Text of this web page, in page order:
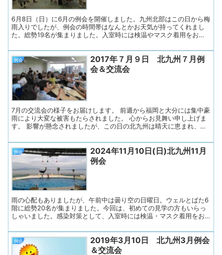
6月8日（日）に6月の例会を開催しました。九州北部はこの日から梅
雨入りでしたが、例会の時間帯はなんとかお天気が持ってくれまし
た。総勢19名が集まりました。入室時には検温やマスク着用をお願
安心して過ごせるよう努めました。 ◇プログラム１. 開会（副会長
挨拶）２．あすの会諸連絡３. リラックス体操４. 近況とテーマトー
ク「私のリフレッシュ法」５. 歌の練習６. 連絡事項７. お便り印刷・
お渡し ◇司会はあすの会メンバーが担当し、副会長さんのあいさつ
で始まりました。 参加者の皆さんに「失語症当事者、同行のご家
族、会話パートナー、ボランティア、支援者、言語聴覚士」の順に
手を挙げていただき、ゆっくり確認します。 名札の色で分かるよ
うにしています。 今月も失語意思...
例会
2017年７月９日 北九州７月例
会＆交流会
7月の交流会の様子をお届けします。 前週から福岡と大分には集中豪
雨により大変な被害もたらされました。 心からお見舞い申し上げま
す。 影響が懸念されましたが、この日の北九州は晴天に恵まれ、た
つある？「ズンドコ節体操」を行いました。 ♪ズン・ズンズン ズン
ドコ♪♪♪ ズン・ズンズン ズンドコ♪♪♪ 「風に吹かれて 花が散る～
雨に濡れても 花が散る～」 振付担当STの声かけと歌に合わせて
１）首の運動／首を左右にゆっくり曲げる ２）肩の運動／肩をゆっ
くり挙げてから下ろす ３）手の運動／手首を持って手をゆっくり挙
げてから下ろす 両手を胸の前でグー・前に突き出しながらパーと動
かす ４）足の運動／足踏みをする ５）上半身の運動／体をひねる後
ろを振り返る、 ６...
例会
2024年11月10日(日)北九州11月
例会
雨の心配もありましたが、午前中は曇り空の日曜日。ウェルとばた6
階に総勢20名が集まりました。今回は、初めての見学の方もいらっ
しゃいました。感染対策として、入室時には検温・マスク着用をお
た。全体の司会はあすの会会員さんです（輪番になっています）。
◇プログラム１. あすの会諸連絡２. リラックス体操３. テーマトー
ク「秋、どこに行かれましたか？」 ４.きたきゅう体操５. 連絡事
例会
2019年3月10日 北九州3月例会
＆交流会